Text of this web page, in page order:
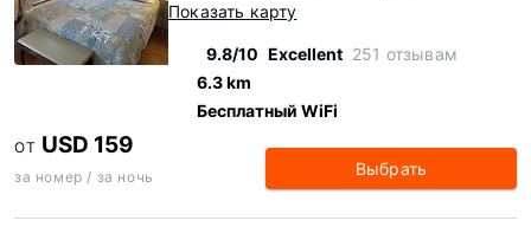
Показать карту
9.8/10 Excellent 251 отзывам
6.3 km
Бесплатный WiFi
ОТ USD 159
за номер / за ночь Выбрать